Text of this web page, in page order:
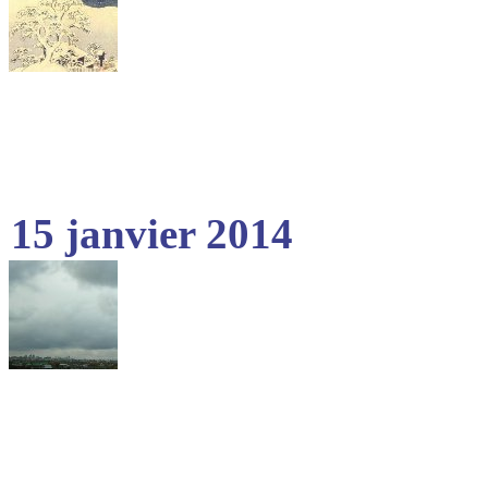
15 janvier 2014